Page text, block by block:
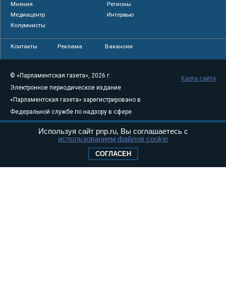
Мнения
Регионы
Медиацентр
Интервью
Колумнисты
Контакты Реклама Вакансии
© «Парламентская газета», 2026 г.
Электронное периодическое издание
«Парламентская газета» зарегистрировано в
Федеральной службе по надзору в сфере
связи, информационных технологий и
массовых коммуникаций (Роскомнадзор) 05
Свидетельство о регистрации Эл № ФС77-
Карта сайта
Используя сайт pnp.ru, Вы соглашаетесь с
использованием файлов cookie
СОГЛАСЕН